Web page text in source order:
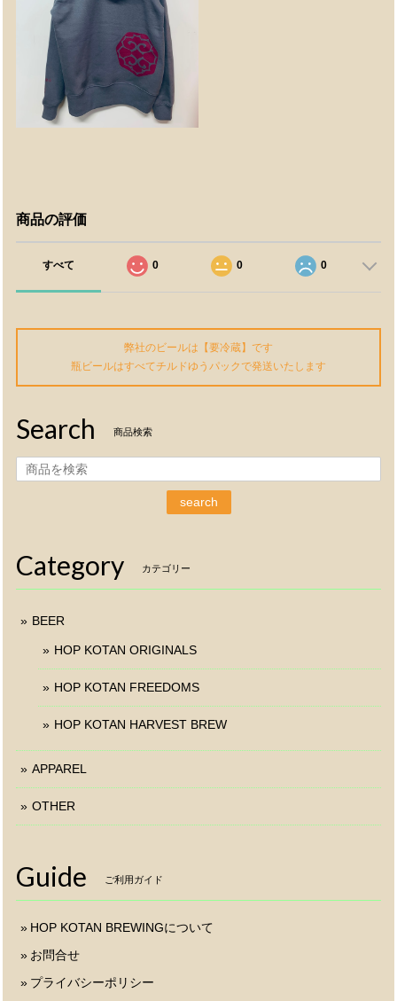
商品の評価
すべて 0 0 0
弊社のビールは【要冷蔵】です
瓶ビールはすべてチルドゆうパックで発送いたします
Search 商品検索
search
Category カテゴリー
BEER
HOP KOTAN ORIGINALS
HOP KOTAN FREEDOMS
HOP KOTAN HARVEST BREW
APPAREL
OTHER
Guide ご利用ガイド
HOP KOTAN BREWINGについて
お問合せ
プライバシーポリシー